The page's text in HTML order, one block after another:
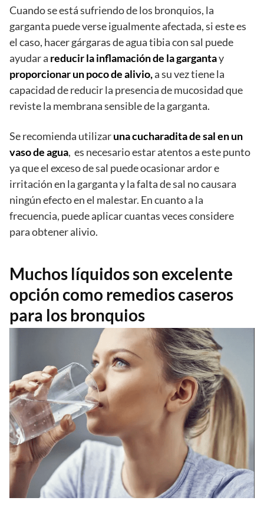
Cuando se está sufriendo de los bronquios, la
garganta puede verse igualmente afectada, si este es
el caso, hacer gárgaras de agua tibia con sal puede
ayudar a reducir la inflamación de la gargantay
proporcionar un poco de alivio,a su vez tiene la
capacidad de reducir la presencia de mucosidad que
reviste la membrana sensible de la garganta.
Se recomienda utilizaruna cucharadita de sal en un
vaso de agua, es necesario estar atentos a este punto
ya que el exceso de sal puede ocasionar ardor e
irritación en la garganta y la falta de sal no causara
ningún efecto en el malestar. En cuanto a la
frecuencia, puede aplicar cuantas veces considere
para obtener alivio.
Muchos líquidos son excelente
opción como remedios caseros
para los bronquios